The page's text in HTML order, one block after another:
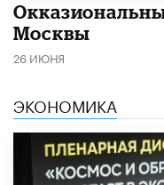
Москвы
26 ИЮНЯ
ЭКОНОМИКА